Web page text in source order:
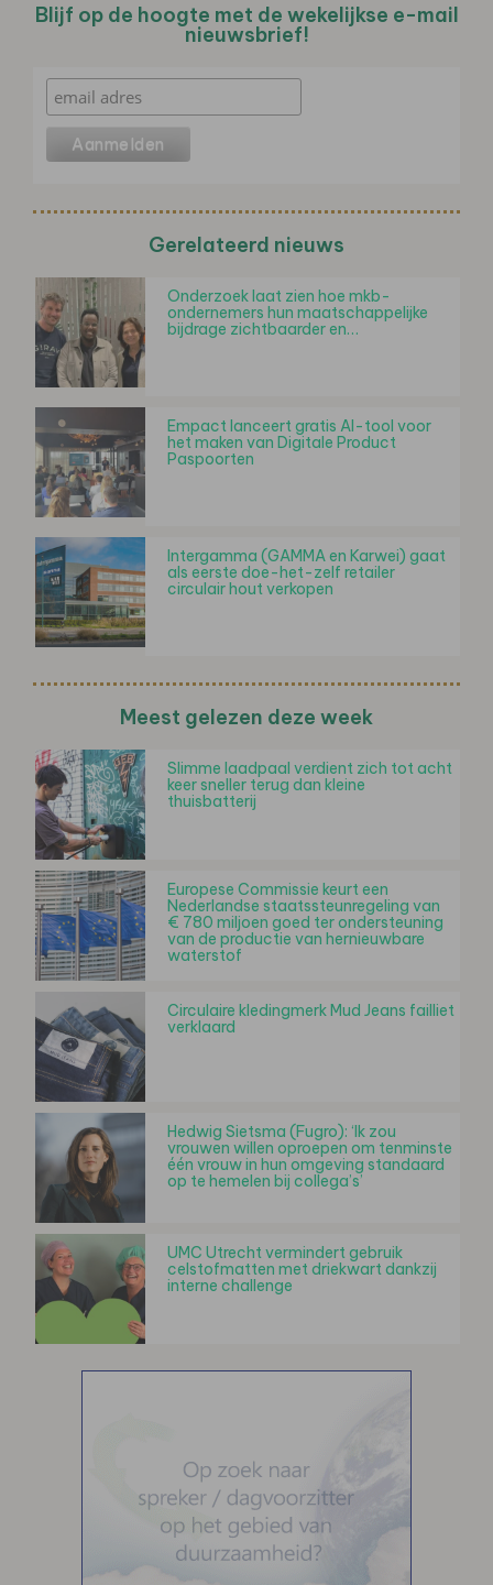
Blijf op de hoogte met de wekelijkse e-mail
nieuwsbrief!
Gerelateerd nieuws
Onderzoek laat zien hoe mkb-
ondernemers hun maatschappelijke
bijdrage zichtbaarder en…
Empact lanceert gratis AI-tool voor
het maken van Digitale Product
Paspoorten
Intergamma (GAMMA en Karwei) gaat
als eerste doe-het-zelf retailer
circulair hout verkopen
Meest gelezen deze week
Slimme laadpaal verdient zich tot acht
keer sneller terug dan kleine
thuisbatterij
Europese Commissie keurt een
Nederlandse staatssteunregeling van
€ 780 miljoen goed ter ondersteuning
van de productie van hernieuwbare
waterstof
Circulaire kledingmerk Mud Jeans failliet
verklaard
Hedwig Sietsma (Fugro): ‘Ik zou
vrouwen willen oproepen om tenminste
één vrouw in hun omgeving standaard
op te hemelen bij collega’s’
UMC Utrecht vermindert gebruik
celstofmatten met driekwart dankzij
interne challenge